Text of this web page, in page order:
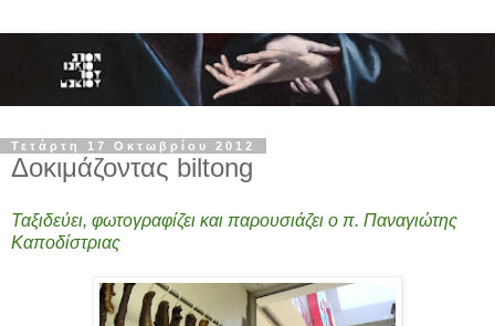
Τετάρτη 17 Οκτωβρίου 2012
Δοκιμάζοντας biltong
Ταξιδεύει, φωτογραφίζει και παρουσιάζει ο π. Παναγιώτης
Καποδίστριας